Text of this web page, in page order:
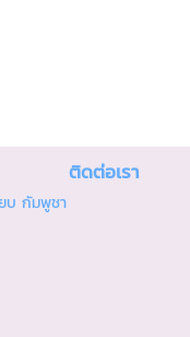
บ กัมพูชา
ติดต่อเรา